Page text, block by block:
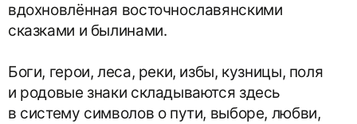
вдохновлённая восточнославянскими
сказками и былинами.
Боги, герои, леса, реки, избы, кузницы, поля
и родовые знаки складываются здесь
в систему символов о пути, выборе, любви,